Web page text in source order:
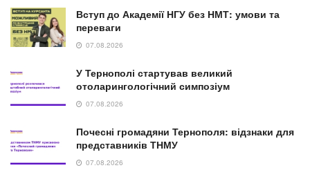
Вступ до Академії НГУ без НМТ: умови та
переваги
07.08.2026
У Тернополі стартував великий
отоларингологічний симпозіум
07.08.2026
Почесні громадяни Тернополя: відзнаки для
представників ТНМУ
07.08.2026